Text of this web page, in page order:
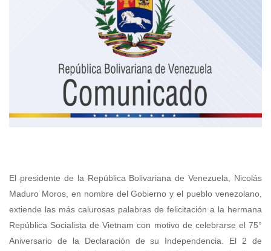
El presidente de la República Bolivariana de Venezuela, Nicolás
Maduro Moros, en nombre del Gobierno y el pueblo venezolano,
extiende las más calurosas palabras de felicitación a la hermana
República Socialista de Vietnam con motivo de celebrarse el 75°
Aniversario de la Declaración de su Independencia. El 2 de